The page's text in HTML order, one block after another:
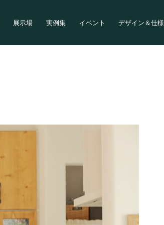
展示場 実例集 イベント デザイン＆仕様